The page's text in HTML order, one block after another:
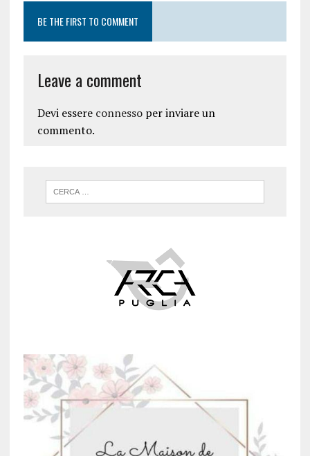
BE THE FIRST TO COMMENT
Leave a comment
Devi essere connessoper inviare un
commento.